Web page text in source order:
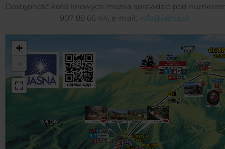
Dostępność kolei linowych można sprawdzić pod
907 88 66 44, e-mail: info@jasna.sk
+